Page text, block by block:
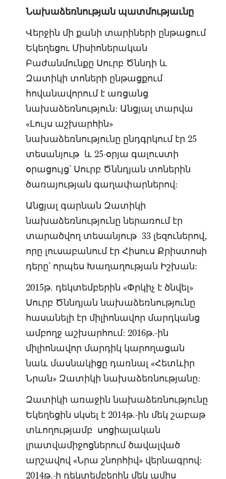
Նախաձեռնության պատմությաւնը
Վերջին մի քանի տարիների ընթացում
Եկեղեցու Միսիոներական
Բաժանմունքը Սուրբ Ծննդի և
Զատիկի տոների ընթացքում
հովանավորում է առցանց
նախաձեռնություն: Անցյալ տարվա
«Լույս աշխարհին»
նախաձեռնությունը ընդգրկում էր 25
տեսանյութ և 25-օրյա գալուստի
օրացույց՝ Սուրբ Ծննդյան տոներին
ծառայության գաղափարներով:
Անցյալ գարնան Զատիկի
նախաձեռնությունը ներառում էր
տարածվող տեսանյութ 33 լեզուներով,
որը լուսաբանում էր Հիսուս Քրիստոսի
դերը՝ որպես Խաղաղության Իշխան:
2015թ. դեկտեմբերին «Փրկիչ է ծնվել»
Սուրբ Ծննդյան նախաձեռնությունը
հասանելի էր միլիոնավոր մարդկանց
ամբողջ աշխարհում: 2016թ.-ին
միլիոնավոր մարդիկ կարողացան
նաև մասնակիցը դառնալ «Հետևիր
Նրան» Զատիկի նախաձեռնությանը:
Զատիկի առաջին նախաձեռնությունը
Եկեղեցին սկսել է 2014թ.-ին մեկ շաբաթ
տևողությամբ սոցիալական
լրատվամիջոցներում ծավալված
արշավով «Նրա շնորհիվ» վերնագրով:
2014թ.-ի դեկտեմբերին մեկ ամիս